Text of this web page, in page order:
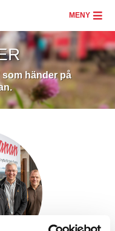
MENY
händer på